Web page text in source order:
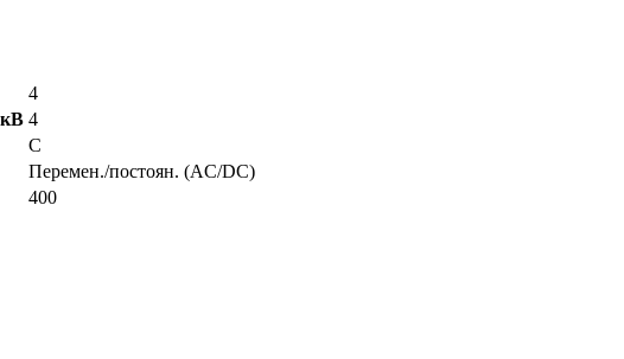
4
4
C
Перемен./постоян. (AC/DC)
400